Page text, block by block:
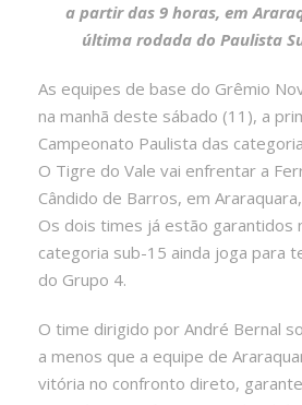
a partir das 9 horas, em
última rodada do Paulista
As equipes de base do Grêmio
na manhã deste sábado (11), a
Campeonato Paulista das
O Tigre do Vale vai enfrentar a
Cândido de Barros, em
Os dois times já estão garantidos
categoria sub-15 ainda joga para
do Grupo 4.
O time dirigido por André Bernal
a menos que a equipe de
vitória no confronto direto,